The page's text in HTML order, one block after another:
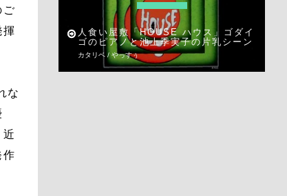
ご
揮
な
近
作
人食い屋敷「HOUSE ハウス」ゴダイ
ゴのピアノと池上季実子の片乳シーン
カタリベ / やっすぅ